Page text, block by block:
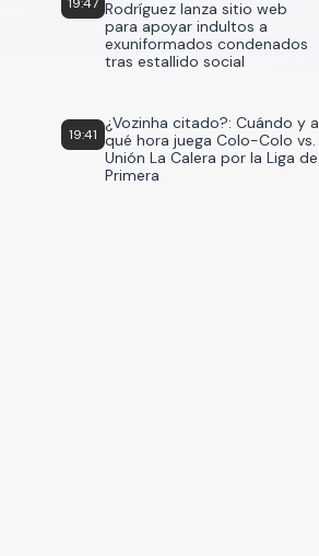
Rodríguez lanza sitio web
para apoyar indultos a
exuniformados condenados
tras estallido social
19:41
¿Vozinha citado?: Cuándo y a
qué hora juega Colo-Colo vs.
Unión La Calera por la Liga de
Primera